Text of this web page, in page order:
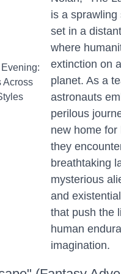
is a sprawling
set in a
where
extinction on
planet. As a
astronauts
perilous
new home for
they
breathtaking
mysterious
and
that push the
human
imagination.